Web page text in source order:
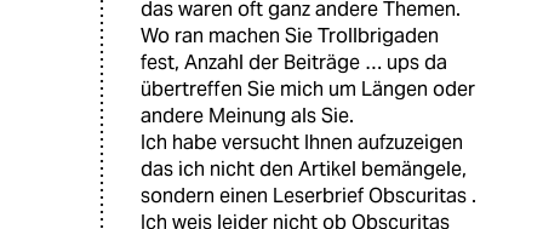
das waren oft ganz andere Themen.
Wo ran machen Sie Trollbrigaden
fest, Anzahl der Beiträge … ups da
übertreffen Sie mich um Längen oder
andere Meinung als Sie.
Ich habe versucht Ihnen aufzuzeigen
das ich nicht den Artikel bemängele,
sondern einen Leserbrief Obscuritas .
Ich weis leider nicht ob Obscuritas